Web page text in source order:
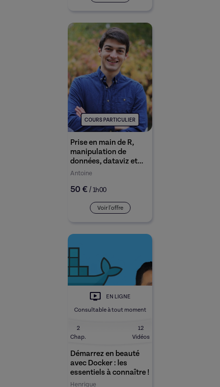
COURS PARTICULIER
Prise en main de R,
manipulation de
données, dataviz et
machine learning
Antoine
50 € /1h00
Voir l'offre
EN LIGNE
Consultable à tout moment
2
Chap.
12
Vidéos
Démarrez en beauté
avec Docker : les
essentiels à connaître !
Henrique